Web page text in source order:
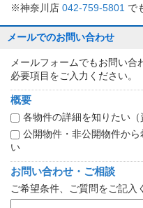
※神奈川店 042-759-5801 で
メールでのお問い合わせ
メールフォームでもお問い合
必要項目をご入力ください。
概要
各物件の詳細を知りたい（
公開物件・非公開物件か
い
お問い合わせ・ご相談
ご希望条件、ご質問をご記入